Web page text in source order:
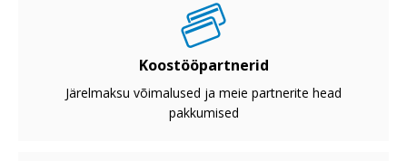
Koostööpartnerid
Järelmaksu võimalused ja meie partnerite head
pakkumised